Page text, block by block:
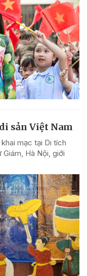
sản Việt Nam
mạc tại Di tích
Hà Nội, giới